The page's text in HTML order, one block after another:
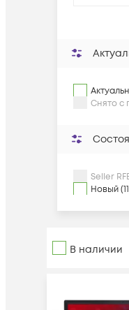
Снято с
Seller
Новый
В наличии